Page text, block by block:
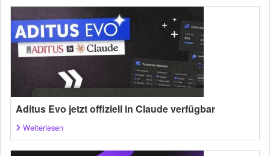
Aditus Evo jetzt offiziell in Claude verfügbar
Weiterlesen